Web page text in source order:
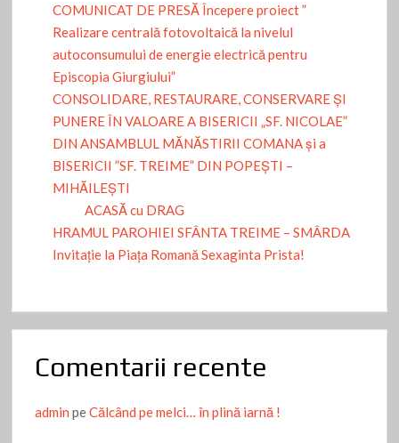
COMUNICAT DE PRESĂ Începere proiect ”
Realizare centrală fotovoltaică la nivelul
autoconsumului de energie electrică pentru
Episcopia Giurgiului”
CONSOLIDARE, RESTAURARE, CONSERVARE ȘI
PUNERE ÎN VALOARE A BISERICII „SF. NICOLAE”
DIN ANSAMBLUL MĂNĂSTIRII COMANA și a
BISERICII ”SF. TREIME” DIN POPEȘTI –
MIHĂILEȘTI
ACASĂ cu DRAG
HRAMUL PAROHIEI SFÂNTA TREIME – SMÂRDA
Invitație la Piața Romană Sexaginta Prista!
Comentarii recente
admin peCălcând pe melci… în plină iarnă !